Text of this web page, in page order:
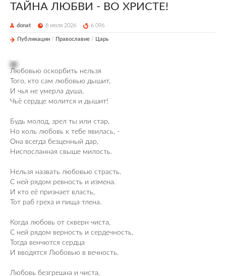
ТАЙНА ЛЮБВИ - ВО ХРИСТЕ!
donat 8 июля 2026 6 096
Публикации / Православие / Царь
Любовью оскорбить нельзя
Того, кто сам любовью дышит,
И чья не умерла душа,
Чьё сердце молится и дышит!
Будь молод, зрел ты или стар,
Но коль любовь к тебе явилась, -
Она всегда безценный дар,
Ниспосланная свыше милость.
Нельзя назвать любовью страсть.
С ней рядом ревность и измена.
И кто её признает власть,
Тот раб греха и пища тлена.
Когда любовь от скверн чиста,
С ней рядом верность и сердечность,
Тогда венчются сердца
И вводятся Любовью в вечность.
Любовь безгрешна и чиста,